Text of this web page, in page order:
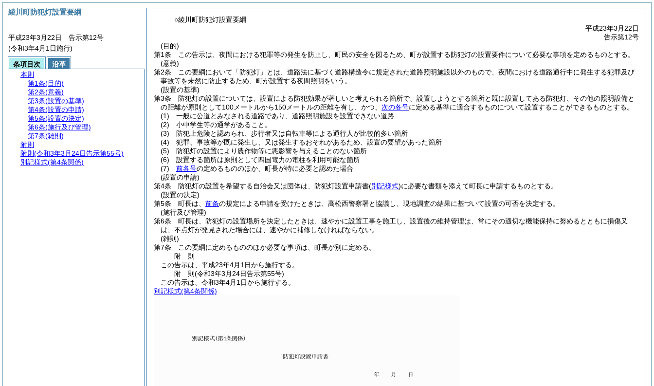
○綾川町防犯灯設置要綱
平成23年3月22日
告示第12号
(目的)
第1条
この告示は、夜間における犯罪等の発生を防止し、町民の安全を図るため、町が設置する防犯灯の設置要件について必要な事項を定めるものとする。
(意義)
第2条
この要綱において「防犯灯」とは、道路法に基づく道路構造令に規定された道路照明施設以外のもので、夜間における道路通行中に発生する犯罪及び
事故等を未然に防止するため、町が設置する夜間照明をいう。
(設置の基準)
第3条
防犯灯の設置については、設置による防犯効果が著しいと考えられる箇所で、設置しようとする箇所と既に設置してある防犯灯、その他の照明設備と
の距離が原則として100メートルから150メートルの距離を有し、かつ、 次の各号に定める基準に適合するものについて設置することができるものとする。
(1)
一般に公道とみなされる道路であり、道路照明施設を設置できない道路
(2)
小中学生等の通学があること。
(3)
防犯上危険と認められ、歩行者又は自転車等による通行人が比較的多い箇所
(4)
犯罪、事故等が既に発生し、又は発生するおそれがあるため、設置の要望があった箇所
(5)
防犯灯の設置により農作物等に悪影響を与えることのない箇所
(6)
設置する箇所は原則として四国電力の電柱を利用可能な箇所
(7)
前各号の定めるもののほか、町長が特に必要と認めた場合
(設置の申請)
第4条
防犯灯の設置を希望する自治会又は団体は、防犯灯設置申請書(別記様式)に必要な書類を添えて町長に申請するものとする。
(設置の決定)
第5条
町長は、 前条の規定による申請を受けたときは、高松西警察署と協議し、現地調査の結果に基づいて設置の可否を決定する。
(施行及び管理)
第6条
町長は、防犯灯の設置場所を決定したときは、速やかに設置工事を施工し、設置後の維持管理は、常にその適切な機能保持に努めるとともに損傷又
は、不点灯が発見された場合には、速やかに補修しなければならない。
(雑則)
第7条
この要綱に定めるもののほか必要な事項は、町長が別に定める。
附 則
この告示は、平成23年4月1日から施行する。
附 則(令和3年3月24日告示第55号)
この告示は、令和3年4月1日から施行する。
別記様式(第4条関係)
綾川町防犯灯設置要綱
平成23年3月22日 告示第12号
(令和3年4月1日施行)
条項目次
沿革
本則
第1条(目的)
第2条(意義)
第3条(設置の基準)
第4条(設置の申請)
第5条(設置の決定)
第6条(施行及び管理)
第7条(雑則)
附則
附則 (令和3年3月24日告示第55号)
別記様式(第4条関係)